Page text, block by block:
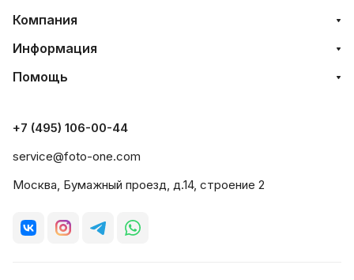
Компания
Информация
Помощь
+7 (495) 106-00-44
service@foto-one.com
Москва, Бумажный проезд, д.14, строение 2